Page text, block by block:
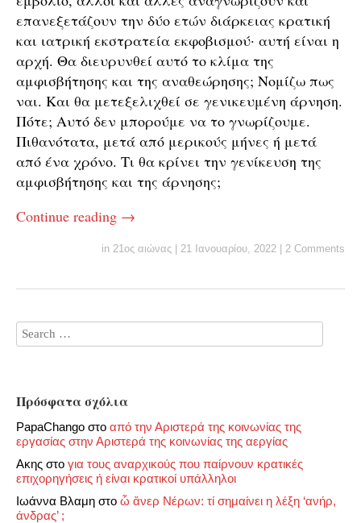
επανεξετάζουν την δύο ετών διάρκειας κρατική
και ιατρική εκστρατεία εκφοβισμού· αυτή είναι η
αρχή. Θα διευρυνθεί αυτό το κλίμα της
αμφισβήτησης και της αναθεώρησης; Νομίζω πως
ναι. Και θα μετεξελιχθεί σε γενικευμένη άρνηση.
Πότε; Αυτό δεν μπορούμε να το γνωρίζουμε.
Πιθανότατα, μετά από μερικούς μήνες ή μετά
από ένα χρόνο. Τι θα κρίνει την γενίκευση της
αμφισβήτησης και της άρνησης;
Continue reading →
in 21ος αιώνας 21 Ιανουαρίου, 2022 2 Comments
Πρόσφατα σχόλια
PapaChango στο από την Αριστερά της κοινωνίας της
εργασίας στην Αριστερά της κοινωνίας της αεργίας
Ακης στο για τους αναρχικούς που παίρνουν κρατικές
επιχορηγήσεις ή είναι κρατικοί υπάλληλοι
Ιωάννα Βλαμη στο ὦ ἄνερ Νέρων: τί σημαίνει η λέξη ‘ανήρ,
άνδρας’ ;